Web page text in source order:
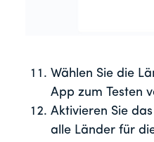
Wählen Sie die
App zum Testen
Aktivieren Sie
alle Länder für